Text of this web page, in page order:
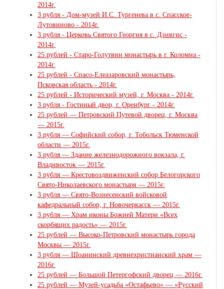
2014г.
3 рубля - Дом-музей И.С. Тургенева в с. Спасское-
Лутовиново - 2014г.
3 рубля - Церковь Святого Георгия в с. Дзивгис -
2014г.
25 рублей - Старо-Голутвин монастырь в г. Коломна -
2014г.
25 рублей - Спасо-Елеазаровский монастырь,
Псковская область - 2014г.
25 рублей - Исторический музей, г. Москва - 2014г.
3 рубля - Гостиный двор, г. Оренбург - 2014г.
25 рублей — Петровский Путевой дворец, г. Москва
— 2015г.
3 рубля — Софийский собор, г. Тобольск Тюменской
области — 2015г.
3 рубля — Здание железнодорожного вокзала, г.
Владивосток — 2015г.
3 рубля — Крестовоздвиженский собор Белогорского
Свято-Николаевского монастыря — 2015г.
3 рубля — Свято-Вознесенский войсковой
кафедральный собор, г. Новочеркасск — 2015г.
3 рубля — Храм иконы Божией Матери «Всех
скорбящих радость» — 2015г.
25 рублей — Высоко-Петровский монастырь города
Москвы — 2015г.
3 рубля — Шоанинский древнехристианский храм —
2016г.
25 рублей — Большой Петергофский дворец — 2016г.
25 рублей — Музей-усадьба «Остафьево» — «Русский